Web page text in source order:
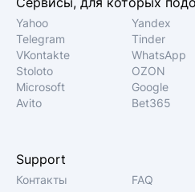
Yahoo Yandex
Telegram
Tinder
VKontakte
WhatsApp
Stoloto
OZON
Microsoft
Google
Avito
Bet365
Support
Контакты FAQ